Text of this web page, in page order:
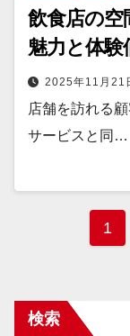
飲食店の空
魅力と体験
2025年11月21
店舗を訪れる
サービスと同…
投
1
検索